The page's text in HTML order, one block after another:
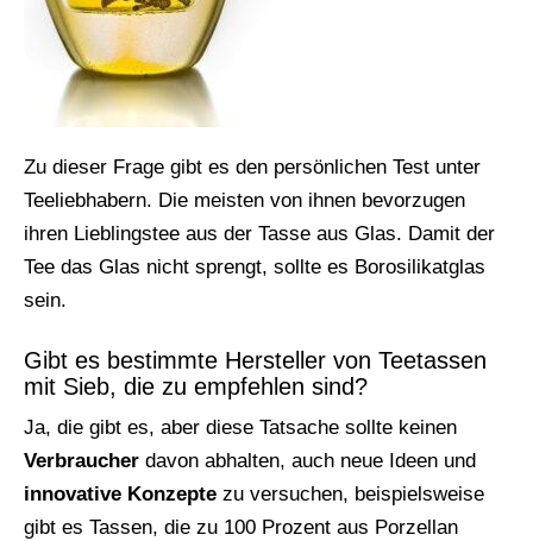
Zu dieser Frage gibt es den persönlichen Test unter
Teeliebhabern. Die meisten von ihnen bevorzugen
ihren Lieblingstee aus der Tasse aus Glas. Damit der
Tee das Glas nicht sprengt, sollte es Borosilikatglas
sein.
Gibt es bestimmte Hersteller von Teetassen
mit Sieb, die zu empfehlen sind?
Ja, die gibt es, aber diese Tatsache sollte keinen
Verbraucher davon abhalten, auch neue Ideen und
innovative Konzepte zu versuchen, beispielsweise
gibt es Tassen, die zu 100 Prozent aus Porzellan